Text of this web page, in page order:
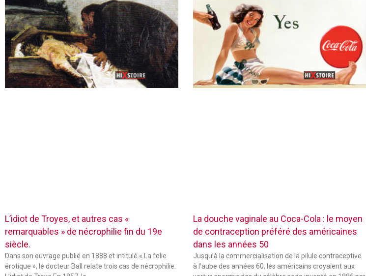
L’idiot de Troyes, et autres cas «
remarquables » de nécrophilie fin du 19e
siècle.
Dans son ouvrage publié en 1888 et intitulé « La folie
érotique », le docteur Ball relate trois cas de nécrophilie.
La douche vaginale au Coca-Cola : le moyen
de contraception préféré des américaines
dans les années 50
Jusqu’à la commercialisation de la pilule contraceptive
à l’aube des années 60, les américains croyaient aux